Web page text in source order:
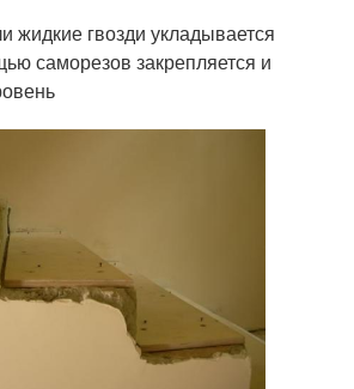
жидкие гвозди укладывается
саморезов закрепляется и